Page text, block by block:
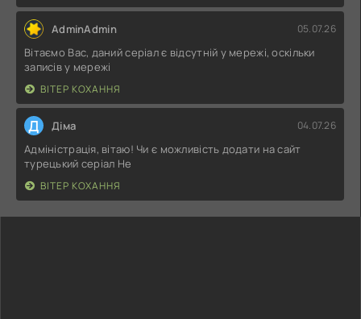
AdminAdmin 05.07.26
Вітаємо Вас, даний серіал є відсутній у мережі, оскільки
записів у мережі
ВІТЕР КОХАННЯ
Д Діма 04.07.26
Адміністрація, вітаю! Чи є можливість додати на сайт
турецький серіал Не
ВІТЕР КОХАННЯ